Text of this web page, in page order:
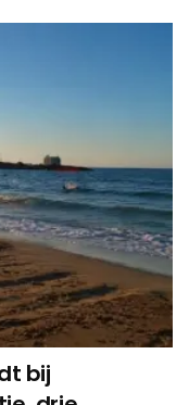
bij